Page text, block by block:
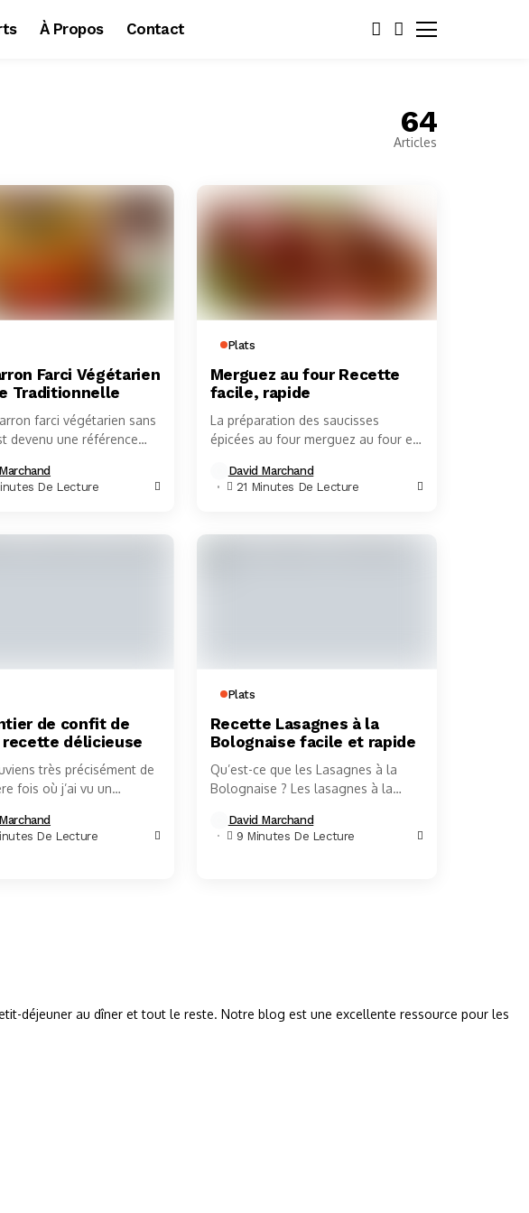
À Propos Contact
64
Articles
Farci Végétarien
Traditionnelle
farci végétarien sans
devenu une référence
réunissant gastronomie
végétale et plaisir
De Lecture
Plats
Merguez au four Recette
facile, rapide
La préparation des saucisses
épicées au four merguez au four est
technique culinaire de référence
pour celles...
David Marchand
21 Minutes De Lecture
de confit de
recette délicieuse
très précisément de
fois où j’ai vu un
parfumé,...
De Lecture
Plats
Recette Lasagnes à la
Bolognaise facile et rapide
Qu’est-ce que les Lasagnes à la
Bolognaise ? Les lasagnes à la
de la cuisine italienne qui se...
David Marchand
9 Minutes De Lecture
déjeuner au dîner et tout le reste. Notre blog est une excellente ressource pour les